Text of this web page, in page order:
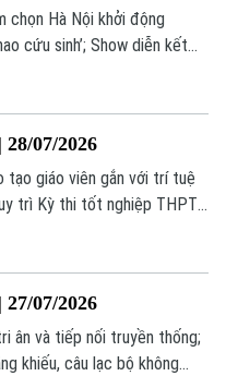
chọn Hà Nội khởi động
cứu sinh’; Show diễn kết
07/2026
tạo giáo viên gắn với trí tuệ
trì Kỳ thi tốt nghiệp THPT
hôm nay.
07/2026
ân và tiếp nối truyền thống;
khiếu, câu lạc bộ không